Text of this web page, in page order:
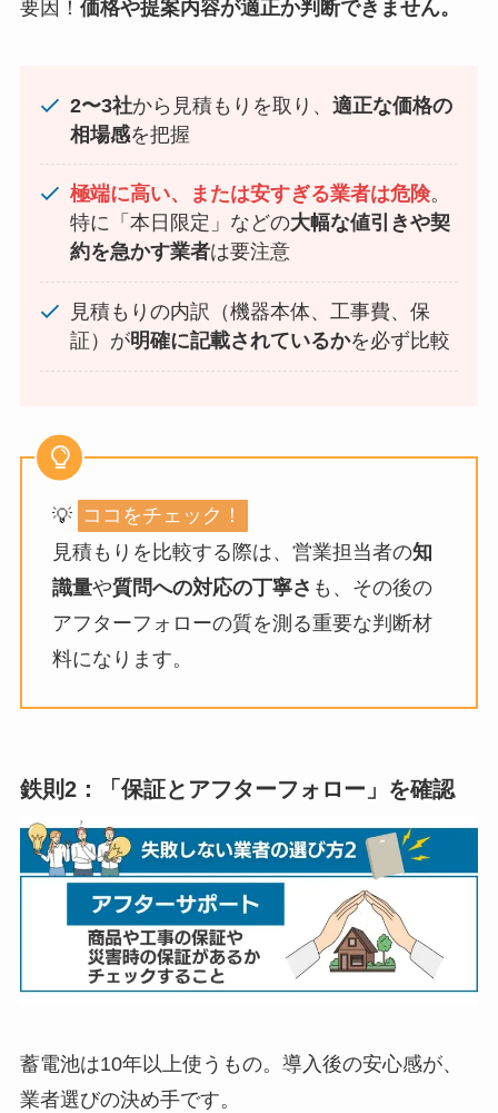
要因！ 価格や提案内容が適正か判断できません。
2〜3社から見積もりを取り、 適正な価格の
相場感を把握
極端に高い、または安すぎる業者は危険。
特に「本日限定」などの大幅な値引きや契
約を急かす業者は要注意
見積もりの内訳（機器本体、工事費、保
証）が明確に記載されているかを必ず比較
💡 ココをチェック！
見積もりを比較する際は、営業担当者の知
識量や質問への対応の丁寧さ も、その後の
アフターフォローの質を測る重要な判断材
料になります。
鉄則2：「保証とアフターフォロー」を確認
蓄電池は10年以上使うもの。導入後の安心感が、
業者選びの決め手です。